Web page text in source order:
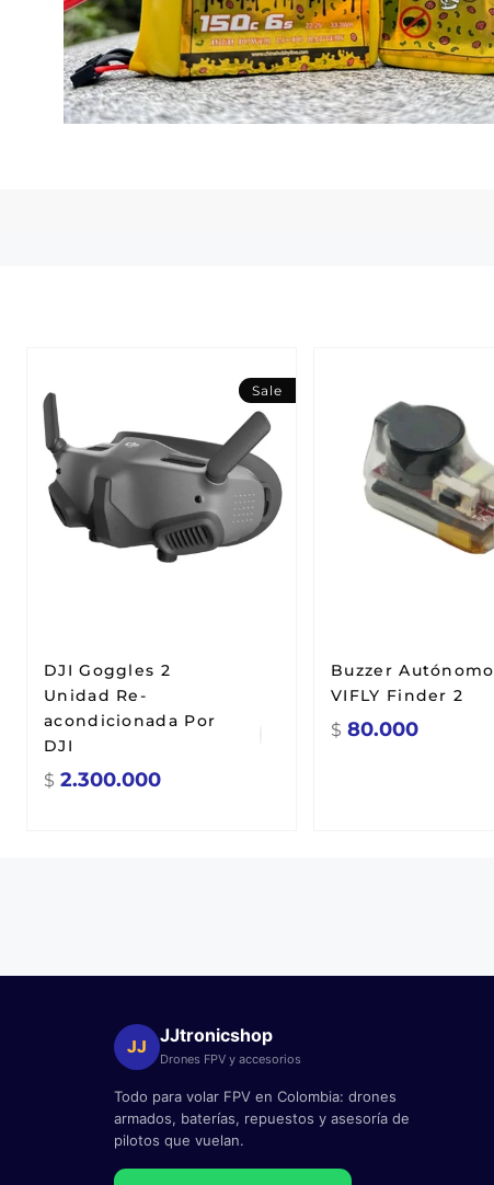
Sale
DJI Goggles 2
Unidad Re-
acondicionada Por
DJI
$ 2.300.000
Buzzer Autónomo
VIFLY Finder 2
$ 80.000
JJ
JJtronicshop
Drones FPV y accesorios
Todo para volar FPV en Colombia: drones
armados, baterías, repuestos y asesoría de
pilotos que vuelan.